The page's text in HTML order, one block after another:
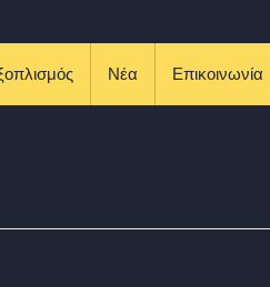
Νέα Επικοινωνία